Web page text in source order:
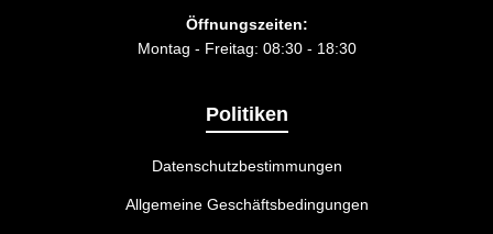
Öffnungszeiten:
Montag - Freitag: 08:30 - 18:30
Politiken
Datenschutzbestimmungen
Allgemeine Geschäftsbedingungen